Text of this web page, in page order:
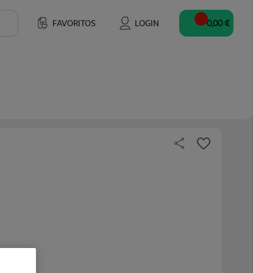
FAVORITOS LOGIN 0,00 €